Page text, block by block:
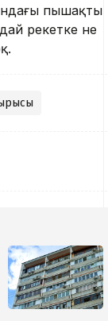
пышақты
әрекетке не